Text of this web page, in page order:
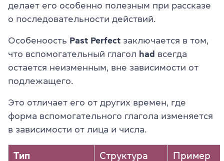
делает его особенно полезным при рассказе
о последовательности действий.
Особеноость Past Perfect заключается в том,
что вспомогательный глагол had всегда
остается неизменным, вне зависимости от
подлежащего.
Это отличает его от других времен, где
форма вспомогательного глагола изменяется
в зависимости от лица и числа.
Тип
Структура Пример